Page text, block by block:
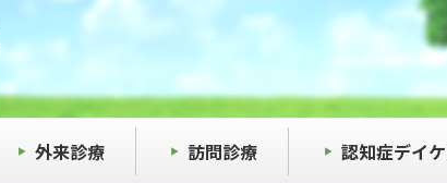
外来診療 訪問診療 認知症デイ